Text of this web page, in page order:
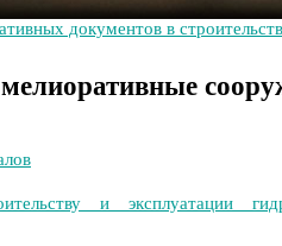
документов в
и эксплуатации